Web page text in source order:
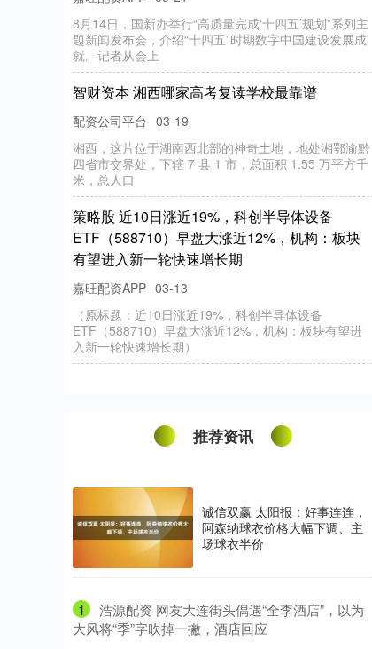
8月14日，国新办举行“高质量完成‘十四五’规划”系列主
题新闻发布会，介绍“十四五”时期数字中国建设发展成
就。记者从会上
智财资本 湘西哪家高考复读学校最靠谱
配资公司平台 03-19
湘西，这片位于湖南西北部的神奇土地，地处湘鄂渝黔
四省市交界处，下辖 7 县 1 市，总面积 1.55 万平方千
米，总人口
策略股 近10日涨近19%，科创半导体设备
ETF（588710）早盘大涨近12%，机构：板块
有望进入新一轮快速增长期
嘉旺配资APP 03-13
（原标题：近10日涨近19%，科创半导体设备
ETF（588710）早盘大涨近12%，机构：板块有望进
入新一轮快速增长期）
推荐资讯
诚信双赢 太阳报：好事连连，
阿森纳球衣价格大幅下调、主
场球衣半价
1
​浩源配资 网友大连街头偶遇“全李酒店”，以为
大风将“季”字吹掉一撇，酒店回应